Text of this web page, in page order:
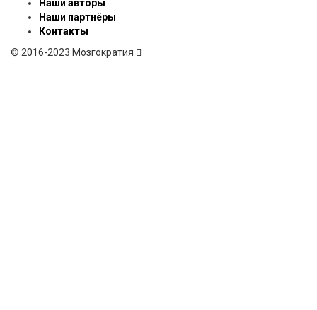
Наши авторы
Наши партнёры
Контакты
© 2016-2023 Мозгократия